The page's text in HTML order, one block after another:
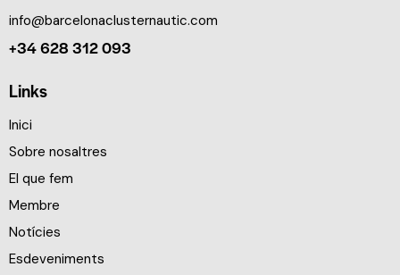
info@barcelonaclusternautic.com
+34 628 312 093
Links
Inici
Sobre nosaltres
El que fem
Membre
Notícies
Esdeveniments